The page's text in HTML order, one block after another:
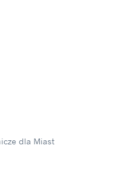
dla Miast